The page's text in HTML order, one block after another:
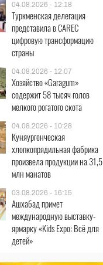
04.08.2026 - 12:18
Туркменская делегация
представила в CAREC
цифровую трансформацию
страны
04.08.2026 - 12:07
Хозяйство «Garagum»
содержит 58 тысяч голов
мелкого рогатого скота
04.08.2026 - 10:28
Куняургенческая
хлопкопрядильная фабрика
произвела продукции на 31,5
млн манатов
03.08.2026 - 16:15
Ашхабад примет
международную выставку-
ярмарку «Kids Expo: Всё для
детей»